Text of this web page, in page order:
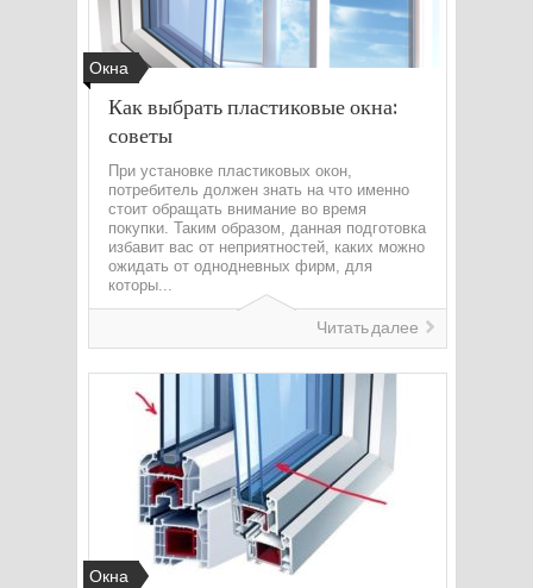
Окна
Как выбрать пластиковые окна:
советы
При установке пластиковых окон,
потребитель должен знать на что именно
стоит обращать внимание во время
покупки. Таким образом, данная подготовка
избавит вас от неприятностей, каких можно
ожидать от однодневных фирм, для
которы...
Читать далее
Окна